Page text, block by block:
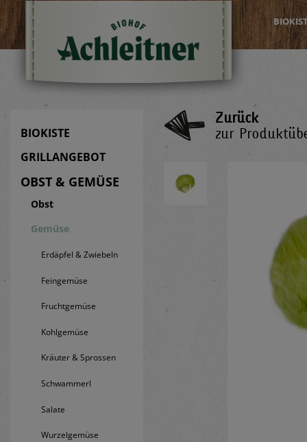
BIOKISTE
GRILLANGEBOT
OBST & GEMÜSE
Obst
Gemüse
Erdäpfel & Zwiebeln
Feingemüse
Fruchtgemüse
Kohlgemüse
Kräuter & Sprossen
Schwammerl
Salate
Wurzelgemüse
Zurück
zur